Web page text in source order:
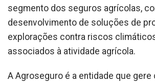
segmento dos seguros agrícolas,
desenvolvimento de soluções de
explorações contra riscos
associados à atividade agrícola.
A Agroseguro é a entidade que